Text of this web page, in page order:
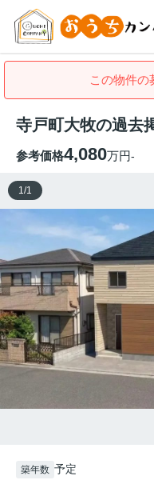
この物件の
寺戸町大牧の過去
参考価格4,080万円-
1 /1
築年数 予定